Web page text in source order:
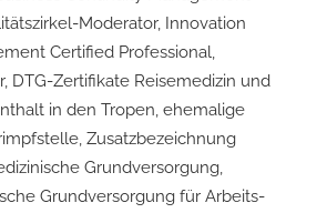
Moderator, Innovation
Certified Professional,
DTG-Zertifikate Reisemedizin und
in den Tropen, ehemalige
Zusatzbezeichnung
Grundversorgung,
Grundversorgung für Arbeits-